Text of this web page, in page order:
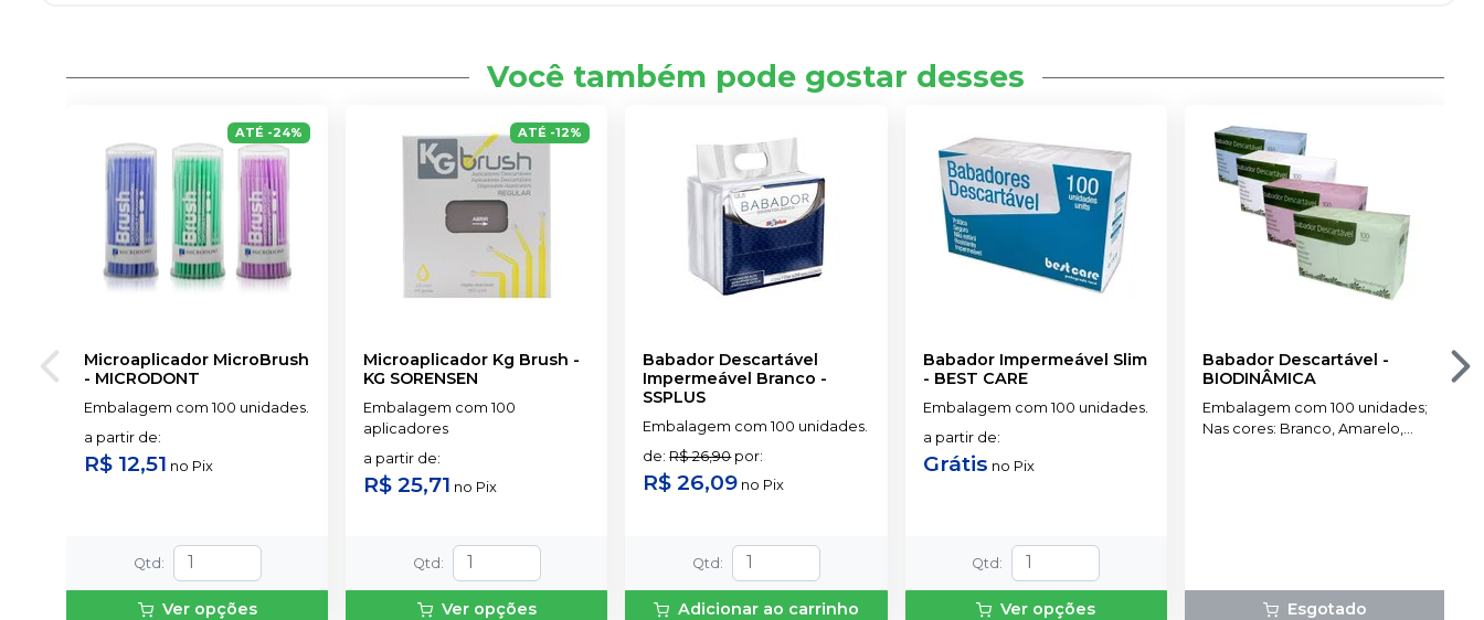
Você também pode gostar desses
ATÉ -24%
Microaplicador MicroBrush
- MICRODONT
Embalagem com 100 unidades.
a partir de:
R$ 12,51 no Pix
Qtd :
Ver opções
ATÉ -12%
Microaplicador Kg Brush -
KG SORENSEN
Embalagem com 100
aplicadores
a partir de:
R$ 25,71 no Pix
Qtd :
Ver opções
Babador Descartável
Impermeável Branco -
SSPLUS
Embalagem com 100 unidades.
de:R$ 26,90 por:
R$ 26,09 no Pix
Qtd :
Adicionar ao carrinho
Babador Impermeável Slim
- BEST CARE
Embalagem com 100 unidades.
a partir de:
Grátis no Pix
Qtd :
Ver opções
Babador Descartável -
BIODINÂMICA
Embalagem com 100 unidades;
Nas cores: Branco, Amarelo,
Esgotado